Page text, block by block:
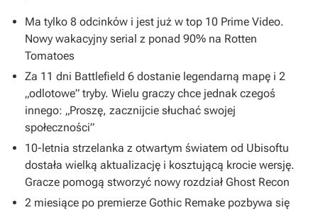
Ma tylko 8 odcinków i jest już w top 10 Prime Video.
Nowy wakacyjny serial z ponad 90% na Rotten
Tomatoes
Za 11 dni Battlefield 6 dostanie legendarną mapę i 2
„odlotowe” tryby. Wielu graczy chce jednak czegoś
innego: „Proszę, zacznijcie słuchać swojej
społeczności”
10-letnia strzelanka z otwartym światem od Ubisoftu
dostała wielką aktualizację i kosztującą krocie wersję.
Gracze pomogą stworzyć nowy rozdział Ghost Recon
2 miesiące po premierze Gothic Remake pozbywa się